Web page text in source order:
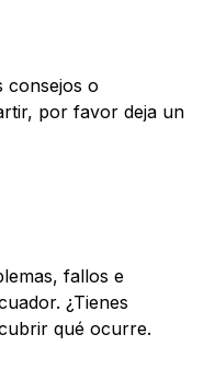
consejos o
por favor deja un
fallos e
¿Tienes
qué ocurre.